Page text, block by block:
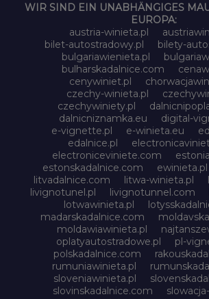
WIR SIND EIN UNABHÄNGIGES
EUROPA:
austria-winieta.pl
bilet-autostradowy.pl
bilety-
bulgariawienieta.pl
bulharskadalnice.com
cenywiniet.pl
czechy-winieta.pl
czechywiniety.pl
dalnicniznamka.eu
digital-
e-vignette.pl
e-winieta.eu
edalnice.pl
electroniceviniete.com
estonskadalnice.com
ewinieta.pl
litvadalnice.com
litwa-winieta.pl
livignotunel.pl
livignotunnel.com
lotwawinieta.pl
madarskadalnice.com
moldawiawinieta.pl
oplatyautostradowe.pl
pl-
polskadalnice.com
rumuniawinieta.pl
sloveniawinieta.pl
slovinskadalnice.com